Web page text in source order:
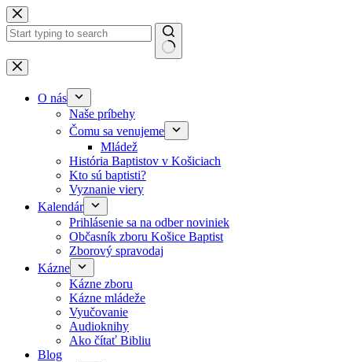
Skip to content
No results
O nás
Naše príbehy
Čomu sa venujeme
Mládež
História Baptistov v Košiciach
Kto sú baptisti?
Vyznanie viery
Kalendár
Prihlásenie sa na odber noviniek
Občasník zboru Košice Baptist
Zborový spravodaj
Kázne
Kázne zboru
Kázne mládeže
Vyučovanie
Audioknihy
Ako čítať Bibliu
Blog